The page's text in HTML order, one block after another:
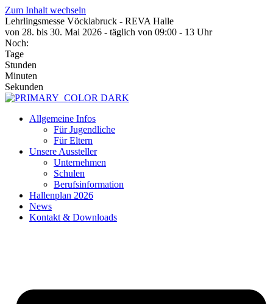
Zum Inhalt wechseln
Lehrlingsmesse Vöcklabruck - REVA Halle
von 28. bis 30. Mai 2026 - täglich von 09:00 - 13 Uhr
Noch:
Tage
Stunden
Minuten
Sekunden
Allgemeine Infos
Für Jugendliche
Für Eltern
Unsere Aussteller
Unternehmen
Schulen
Berufsinformation
Hallenplan 2026
News
Kontakt & Downloads